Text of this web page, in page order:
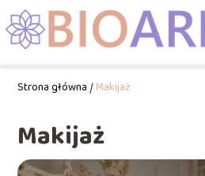
Strona główna/Makijaż
Makijaż